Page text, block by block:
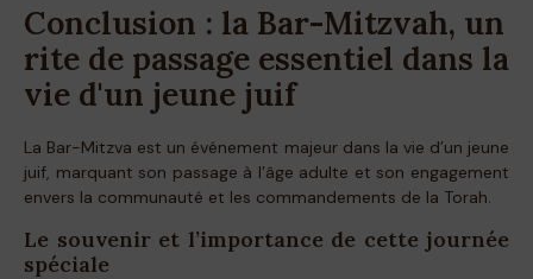
Conclusion : la Bar-Mitzvah, un
rite de passage essentiel dans la
vie d'un jeune juif
La Bar-Mitzva est un événement majeur dans la vie d’un jeune
juif, marquant son passage à l’âge adulte et son engagement
envers la communauté et les commandements de la Torah.
Le souvenir et l’importance de cette journée
spéciale